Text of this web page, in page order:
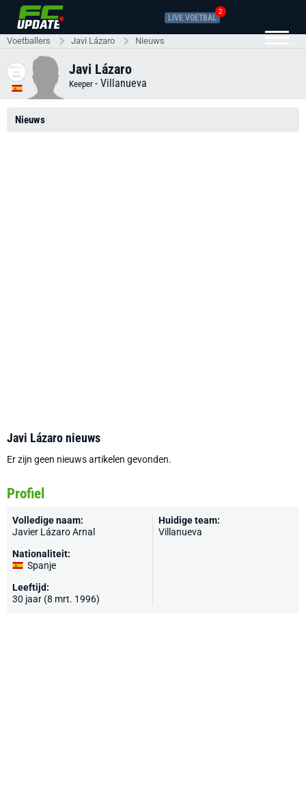
LIVE VOETBAL
2
Voetballers Javi Lázaro Nieuws
Javi Lázaro
Keeper - Villanueva
Nieuws
Javi Lázaro nieuws
Er zijn geen nieuws artikelen gevonden.
Profiel
Volledige naam:
Javier Lázaro Arnal
Nationaliteit:
Spanje
Leeftijd:
30 jaar (8 mrt. 1996)
Huidige team:
Villanueva